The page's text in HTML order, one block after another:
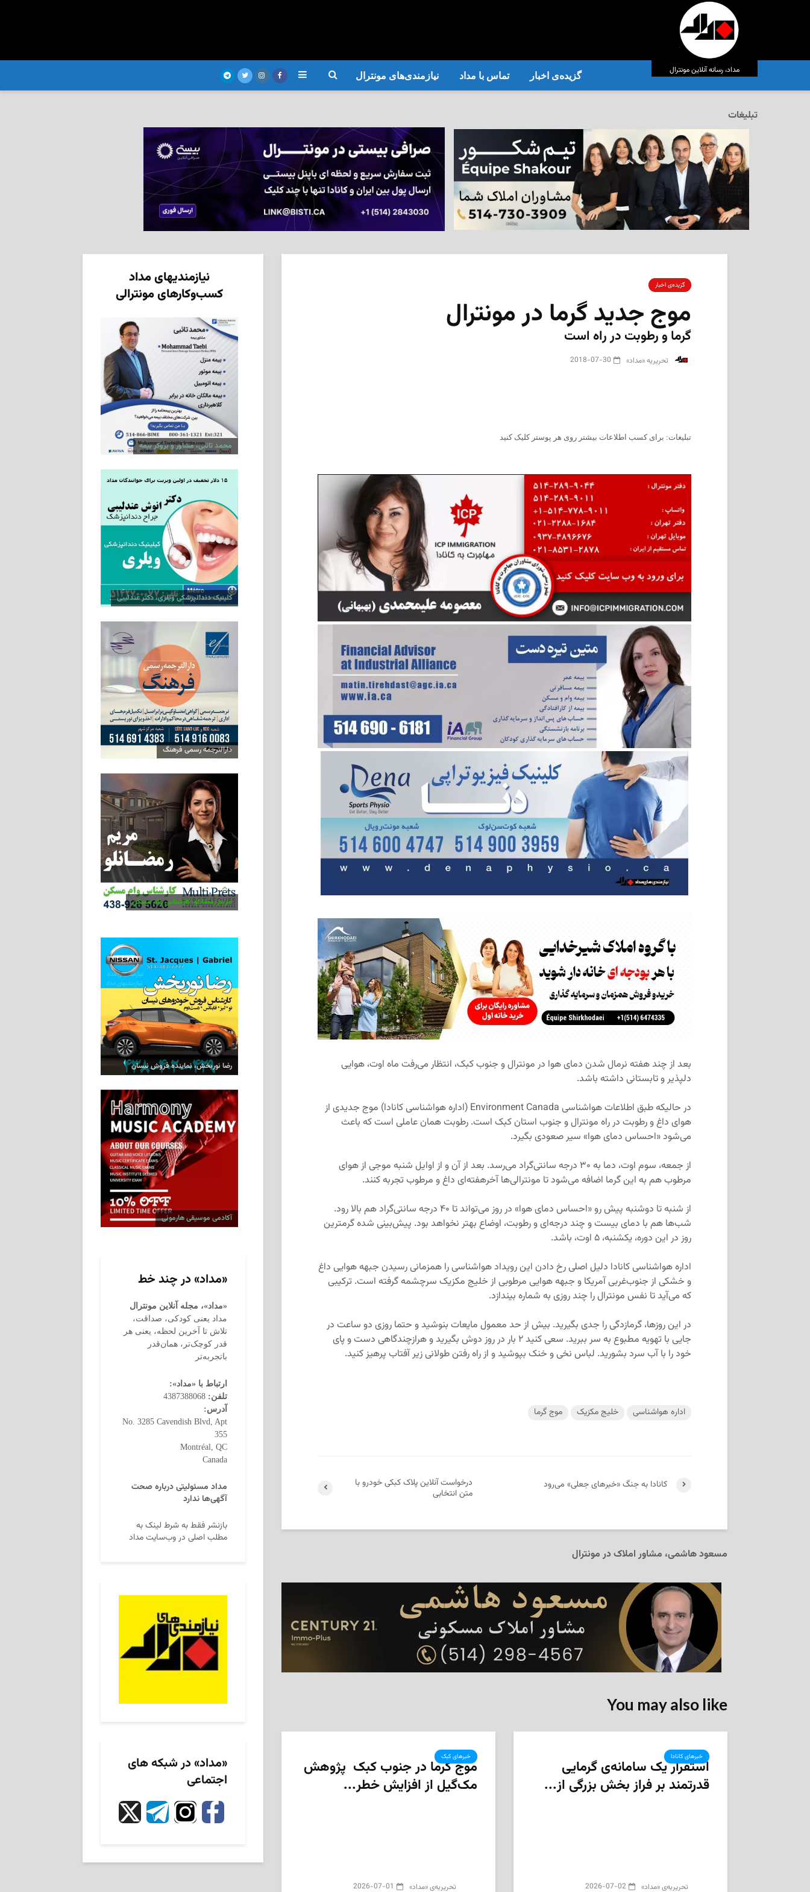
مداد، رسانه آنلاین مونترال گزیده‌ی‌ اخبار تماس با مداد نیازمندی‌های مونترال
تبلیغات
گزیده‌ی‌ اخبار
موج جدید گرما در مونترال
گرما و رطوبت در راه است
‌ تحریریه «مداد» 2018-07-30
تبلیغات: برای کسب اطلاعات بیشتر روی هر پوستر کلیک کنید
بعد از چند هفته نرمال شدن دمای هوا در مونترال و جنوب کبک، انتظار می‌رفت ماه اوت، هوایی
دلپذیر و تابستانی داشته باشد.
در حالیکه طبق اطلاعات هواشناسی Environment Canada (اداره هواشناسی کانادا) موج جدیدی از
هوای داغ و رطوبت در راه مونترال و جنوب استان کبک است. رطوبت همان عاملی است که باعث
می‌شود «احساس دمای هوا» سیر صعودی بگیرد.
از جمعه، سوم اوت، دما به ۳۰ درجه سانتی‌گراد می‌رسد. بعد از آن و از اوایل شنبه موجی از هوای
مرطوب هم به این گرما اضافه می‌شود تا مونترالی‌ها آخرهفته‌ای داغ و مرطوب تجربه کنند.
از شنبه تا دوشنبه پیش‌ رو «احساس دمای هوا» در روز می‌تواند تا ۴۰ درجه سانتی‌گراد هم بالا رود.
شب‌ها هم با دمای بیست و چند درجه‌ای و رطوبت، اوضاع بهتر نخواهد بود. پیش‌بینی شده گرمترین
روز در این دوره، یکشنبه، ۵ اوت، باشد.
اداره هواشناسی کانادا دلیل اصلی رخ دادن این رویداد هواشناسی را همزمانی رسیدن جبهه هوایی داغ
و خشکی از جنوب‌غربی آمریکا و جبهه هوایی مرطوبی از خلیج مکزیک سرچشمه گرفته است. ترکیبی
که می‌آید تا نفس مونترال را چند روزی به شماره بیندازد.
در این روزها، گرمازدگی را جدی بگیرید. بیش از حد معمول مایعات بنوشید و حتما روزی دو ساعت در
جایی با تهویه مطبوع به سر ببرید‌. سعی کنید ۲ بار در روز دوش بگیرید و هرازچندگاهی دست و پای
خود را با آب سرد بشورید. لباس نخی و خنک بپوشید و از راه رفتن طولانی زیر آفتاب پرهیز کنید.
اداره هواشناسی خلیج مکزیک موج گرما
درخواست آنلاین پلاک کبکی خودرو با
متن انتخابی
کانادا به جنگ «خبرهای جعلی» می‌رود
مسعود هاشمی، مشاور املاک در مونترال
You may also like
خبرهای کانادا
استقرار یک سامانه‌ی گرمایی
قدرتمند بر فراز بخش بزرگی از...
تحریریه‌ی «مداد» 2026-07-02
خبرهای کبک
موج گرما در جنوب کبک پژوهش
مک‌گیل از افزایش خطر...
تحریریه‌ی «مداد» 2026-07-01
نیازمندیهای مداد
کسب‌وکارهای مونترالی
محمد تائبی، مشاور و بروکر بیمه
کلینیک دندانپزشکی ویلری، دکتر عندلیبی
دارالترجمه رسمی فرهنگ
مریم رمضانلو، کارشناس وام مسکن
رضا نوربخش، نماینده فروش نیسان
آکادمی موسیقی هارمونی
«مداد» در چند خط
«مداد»، مجله آنلاین مونترال
مداد یعنی کودکی، صداقت،
تلاش تا آخرین لحظه، یعنی هر
قدر کوچک‌تر، همان‌قدر
باتجربه‌تر
ارتباط با «مداد»:
تلفن:
آدرس:
No. 3285 Cavendish Blvd, Apt
355
Montréal, QC
Canada
مداد مسئولیتی درباره صحت
آگهی‌ها ندارد
بازنشر فقط به شرط لینک به
مطلب اصلی در وب‌سایت مداد
«مداد» در شبکه های
اجتماعی